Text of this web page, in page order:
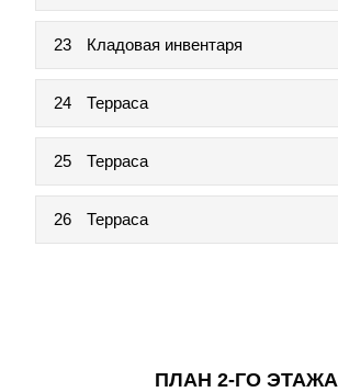
23 Кладовая инвентаря
24 Терраса
25 Терраса
26 Терраса
ПЛАН 2-ГО ЭТАЖА